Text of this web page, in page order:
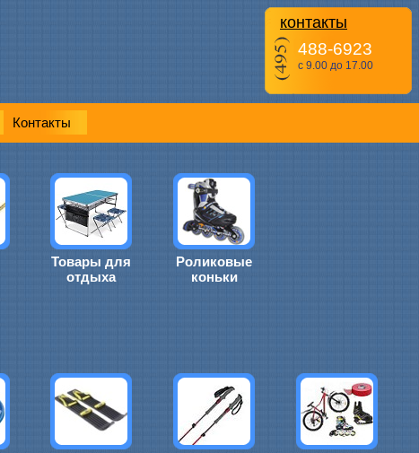
контакты
488-6923
с 9.00 до 17.00
Контакты
Товары для
отдыха
Роликовые
коньки